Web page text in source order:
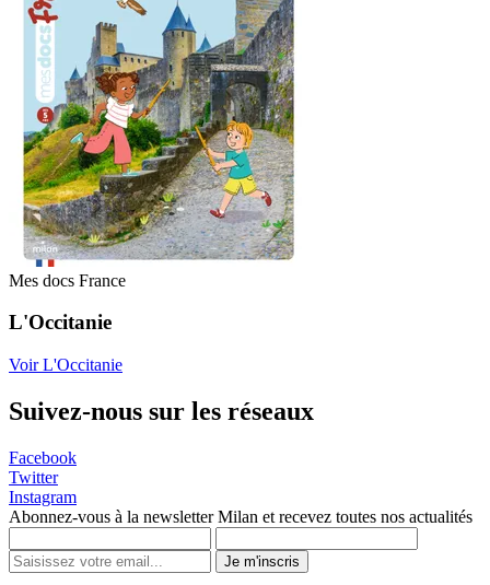
Mes docs France
L'Occitanie
Voir L'Occitanie
Suivez-nous sur les réseaux
Facebook
Twitter
Instagram
Abonnez-vous à la newsletter Milan et recevez toutes nos actualités
Je m'inscris